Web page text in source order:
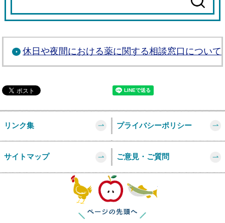
休日や夜間における薬に関する相談窓口について
リンク集 プライバシーポリシー
サイトマップ ご意見・ご質問